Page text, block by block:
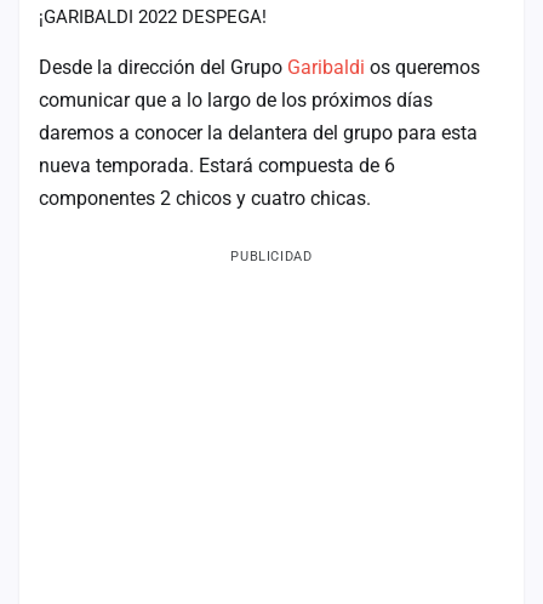
¡GARIBALDI 2022 DESPEGA!
Desde la dirección del Grupo Garibaldi os queremos
comunicar que a lo largo de los próximos días
daremos a conocer la delantera del grupo para esta
nueva temporada. Estará compuesta de 6
componentes 2 chicos y cuatro chicas.
PUBLICIDAD
Mapa
fiestas